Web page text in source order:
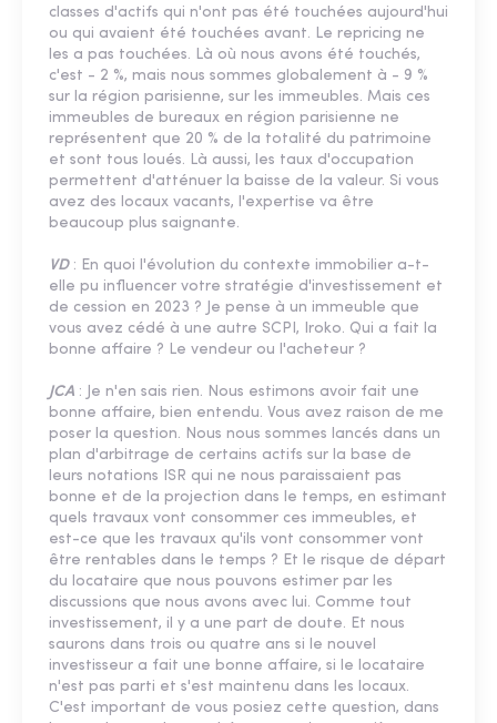
classes d'actifs qui n'ont pas été touchées aujourd'hui
ou qui avaient été touchées avant. Le repricing ne
les a pas touchées. Là où nous avons été touchés,
c'est - 2 %, mais nous sommes globalement à - 9 %
sur la région parisienne, sur les immeubles. Mais ces
immeubles de bureaux en région parisienne ne
représentent que 20 % de la totalité du patrimoine
et sont tous loués. Là aussi, les taux d'occupation
permettent d'atténuer la baisse de la valeur. Si vous
avez des locaux vacants, l'expertise va être
beaucoup plus saignante.
VD: En quoi l'évolution du contexte immobilier a-t-
elle pu influencer votre stratégie d'investissement et
de cession en 2023 ? Je pense à un immeuble que
vous avez cédé à une autre SCPI, Iroko. Qui a fait la
bonne affaire ? Le vendeur ou l'acheteur ?
JCA : Je n'en sais rien. Nous estimons avoir fait une
bonne affaire, bien entendu. Vous avez raison de me
poser la question. Nous nous sommes lancés dans un
plan d'arbitrage de certains actifs sur la base de
leurs notations ISR qui ne nous paraissaient pas
bonne et de la projection dans le temps, en estimant
quels travaux vont consommer ces immeubles, et
est-ce que les travaux qu'ils vont consommer vont
être rentables dans le temps ? Et le risque de départ
du locataire que nous pouvons estimer par les
discussions que nous avons avec lui. Comme tout
investissement, il y a une part de doute. Et nous
saurons dans trois ou quatre ans si le nouvel
investisseur a fait une bonne affaire, si le locataire
n'est pas parti et s'est maintenu dans les locaux.
C'est important de vous posiez cette question, dans